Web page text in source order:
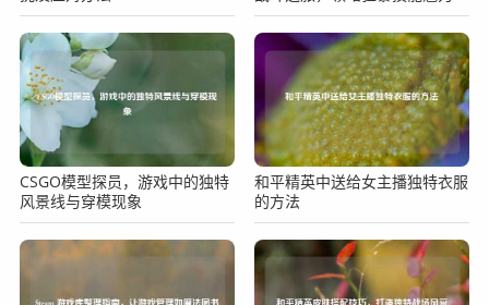
CSGO模型探员，游戏中的独特
风景线与穿模现象
和平精英中送给女主播独特衣服
的方法